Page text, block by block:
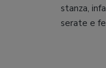
stanza,
serate e